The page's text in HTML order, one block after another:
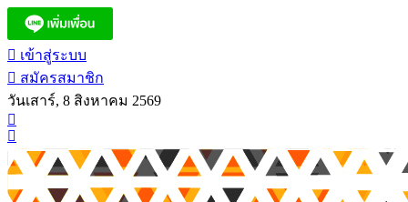
เข้าสู่ระบบ
สมัครสมาชิก
วันเสาร์, 8 สิงหาคม 2569